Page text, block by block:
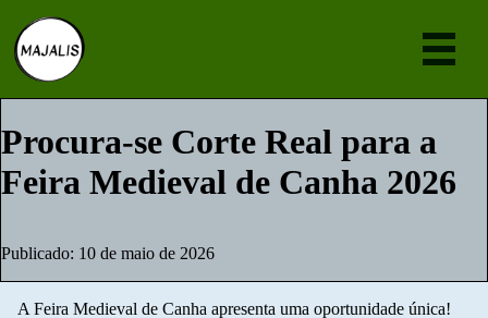
Procura-se Corte Real para a
Feira Medieval de Canha 2026
Publicado: 10 de maio de 2026
A Feira Medieval de Canha apresenta uma oportunidade única!